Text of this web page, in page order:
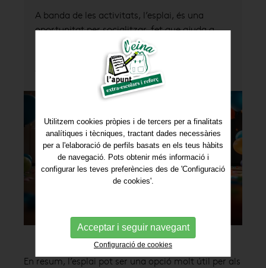
A banda de les activitats, l’esplai, és una
oportunitat per socialitzar, fet que ajuda a
millorar les habilitats socials i a fomentar la
seva capacitat de treball en equip i sobretot a
fer noves amistats.
En resum, l’esplai pot ser una opció molt útil per als
Utilitzem cookies pròpies i de tercers per a finalitats
analítiques i tècniques, tractant dades necessàries
per a l'elaboració de perfils basats en els teus hàbits
de navegació. Pots obtenir més informació i
configurar les teves preferències des de 'Configuració
de cookies'.
Acceptar i seguir navegant
Configuració de cookies